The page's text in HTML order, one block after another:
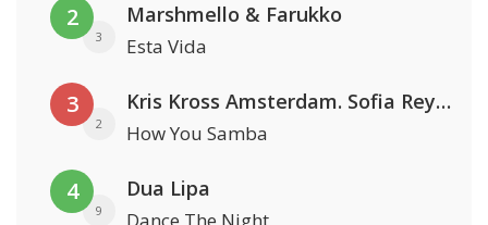
2
3
Marshmello & Farukko
Esta Vida
3
2
Kris Kross Amsterdam. Sofia Reyes & Tinie Tempah
How You Samba
4
9
Dua Lipa